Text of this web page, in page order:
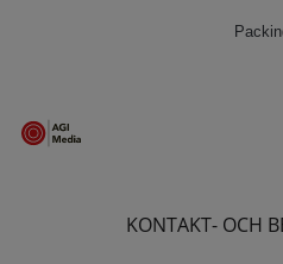
KONTAKT- OCH